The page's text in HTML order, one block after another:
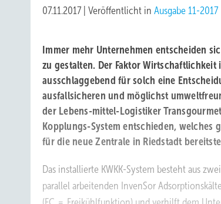
07.11.2017 Veröffentlicht in Ausgabe 11-2017
Immer mehr Unternehmen entscheiden
zu gestalten. Der Faktor
ausschlaggebend für solch eine
ausfallsicheren und möglichst
der Lebens-mittel-Logistiker
Kopplungs-System entschieden, welches
für die neue Zentrale in Riedstadt
Das installierte KWKK-System besteht aus
parallel arbeitenden InvenSor